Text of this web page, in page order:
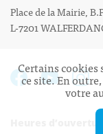
Place de la Mairie,
L-7201
Heures
Certains cookies
ce site. En
votre